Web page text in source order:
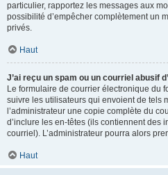
particulier, rapportez les messages aux
possibilité d’empêcher complètement un
privés.
Haut
J’ai reçu un spam ou un courriel abusif
Le formulaire de courrier électronique du
suivre les utilisateurs qui envoient de tels
l’administrateur une copie complète du
d’inclure les en-têtes (ils contiennent des
courriel). L’administrateur pourra alors
Haut